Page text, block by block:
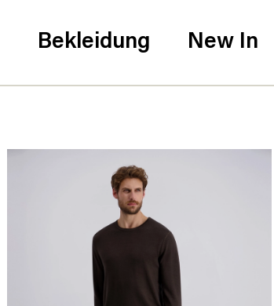
Bekleidung New In